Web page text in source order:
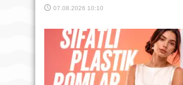
07.08.2026 10:10